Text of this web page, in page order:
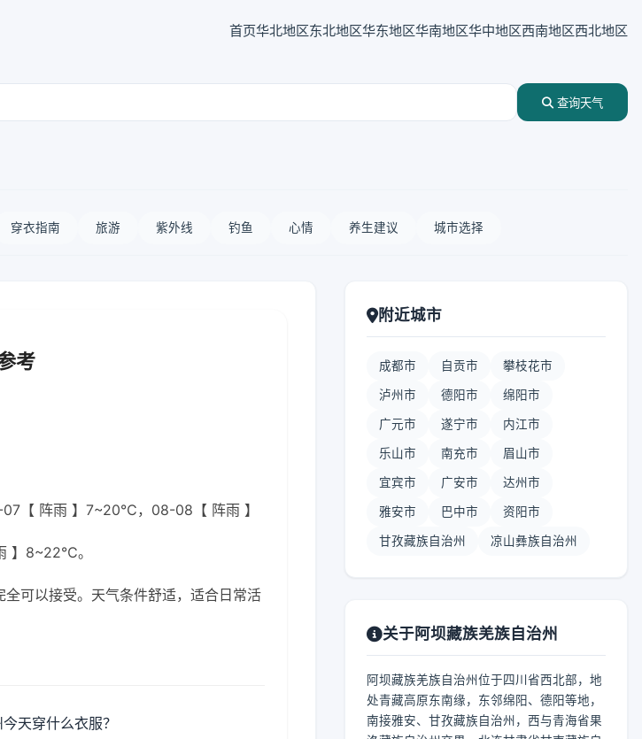
首页华北地区东北地区华东地区华南地区华中地区西南地区西北地区
查询天气
穿衣指南 旅游 紫外线 钓鱼 心情 养生建议 城市选择
考
【 阵雨 】7~20℃，08-08【 阵雨 】
】8~22℃。
可以接受。天气条件舒适，适合日常活
天穿什么衣服？
附近城市
成都市 自贡市 攀枝花市
泸州市 德阳市 绵阳市
广元市 遂宁市 内江市
乐山市 南充市 眉山市
宜宾市 广安市 达州市
雅安市 巴中市 资阳市
甘孜藏族自治州 凉山彝族自治州
关于阿坝藏族羌族自治州
阿坝藏族羌族自治州位于四川省西北部，地
处青藏高原东南缘，东邻绵阳、德阳等地，
南接雅安、甘孜藏族自治州，西与青海省果